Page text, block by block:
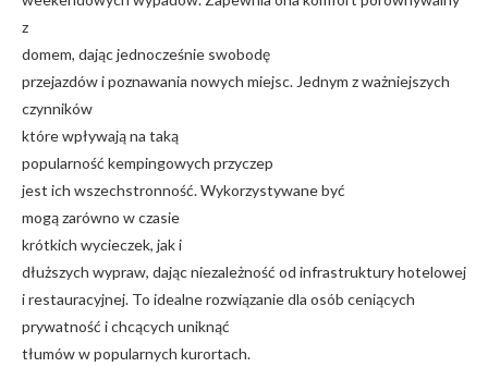
z
domem, dając jednocześnie swobodę
przejazdów i poznawania nowych miejsc. Jednym z ważniejszych
czynników
które wpływają na taką
popularność kempingowych przyczep
jest ich wszechstronność. Wykorzystywane być
mogą zarówno w czasie
krótkich wycieczek, jak i
dłuższych wypraw, dając niezależność od infrastruktury hotelowej
i restauracyjnej. To idealne rozwiązanie dla osób ceniących
prywatność i chcących uniknąć
tłumów w popularnych kurortach.